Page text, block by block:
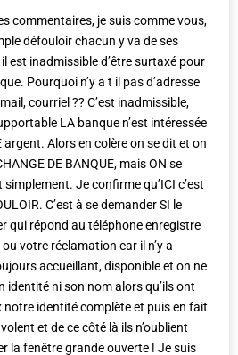
commentaires, je suis comme vous,
défouloir chacun y va de ses
est inadmissible d’être surtaxé pour
Pourquoi n’y a t il pas d’adresse
courriel ?? C’est inadmissible,
LA banque n’est intéressée
argent. Alors en colère on se dit et on
DE BANQUE, mais ON se
Je confirme qu’ICI c’est
C’est à se demander SI le
qui répond au téléphone enregistre
votre réclamation car il n’y a
accueillant, disponible et on ne
identité ni son nom alors qu’ils ont
notre identité complète et puis en fait
et de ce côté là ils n’oublient
la fenêtre grande ouverte ! Je suis